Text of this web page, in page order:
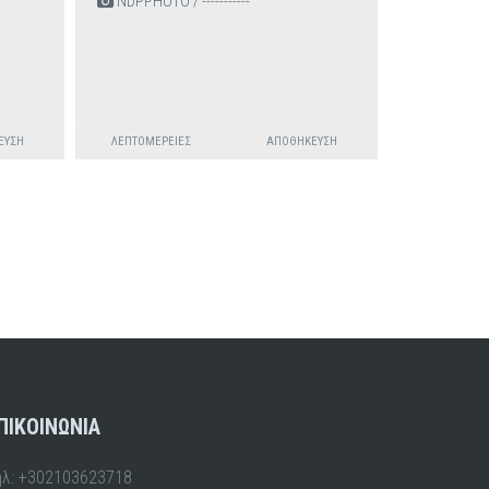
ΛΕΠΤΟΜΈΡΕΙΕΣ ΑΠΟΘΉΚΕΥΣΗ
+302103623718